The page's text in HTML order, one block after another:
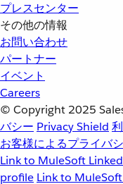
プレスセンター
その他の情報
お問い合わせ
パートナー
イベント
Careers
© Copyright 2025
バシー Privacy Shield
お客様によるプライバ
Link to MuleSoft
profile Link to